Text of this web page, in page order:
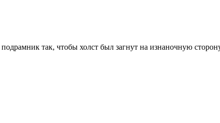
так, чтобы холст был загнут на изнаночную